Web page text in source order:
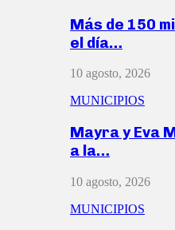
Más de 150
el día…
10 agosto, 2026
MUNICIPIOS
Mayra y Eva
a la…
10 agosto, 2026
MUNICIPIOS